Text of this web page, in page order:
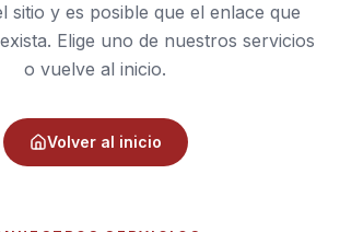
sitio y es posible que el enlace que
Elige uno de nuestros servicios
o vuelve al inicio.
Volver al inicio